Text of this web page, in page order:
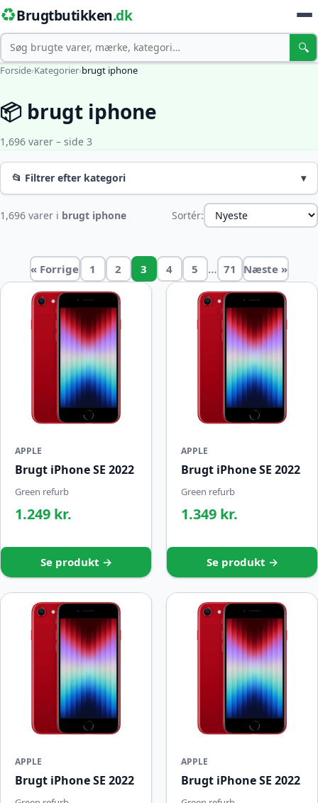
♻️Brugtbutikken.dk
Søg 🔍
Forside›Kategorier›brugt iphone
📦 brugt iphone
1,696 varer – side 3
📂 Filtrer efter kategori ▾
1,696 varer i brugt iphone Sortér:
« Forrige 1 2 3 4 5 … 71 Næste »
APPLE
Brugt iPhone SE 2022
Green refurb
1.249 kr.
Se produkt →
APPLE
Brugt iPhone SE 2022
Green refurb
1.349 kr.
Se produkt →
APPLE
Brugt iPhone SE 2022
APPLE
Brugt iPhone SE 2022